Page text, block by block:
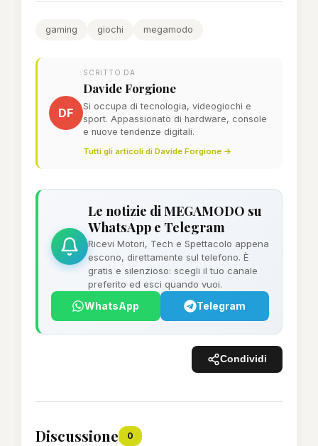
gaming giochi megamodo
DF
SCRITTO DA
Davide Forgione
Si occupa di tecnologia, videogiochi e
sport. Appassionato di hardware, console
e nuove tendenze digitali.
Tutti gli articoli di Davide Forgione →
Le notizie di MEGAMODO su
WhatsApp e Telegram
Ricevi Motori, Tech e Spettacolo appena
escono, direttamente sul telefono. È
gratis e silenzioso: scegli il tuo canale
preferito ed esci quando vuoi.
WhatsApp Telegram
Condividi
Discussione 0